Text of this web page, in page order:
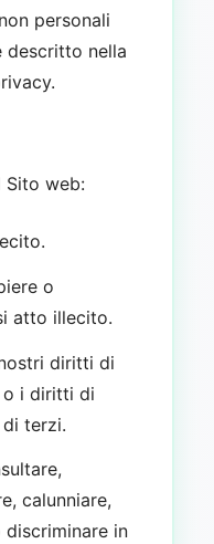
personali
descritto nella
Sito web:
o
atto illecito.
diritti di
o i diritti di
terzi.
calunniare,
in